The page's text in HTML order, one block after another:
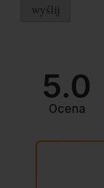
wyślij
5.0
Ocena